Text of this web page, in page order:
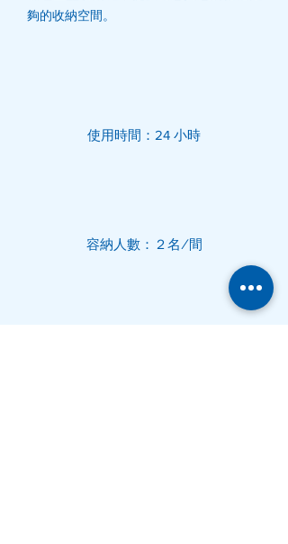
夠的收納空間。
使用時間： 24 小時
容納人數： ２名/間